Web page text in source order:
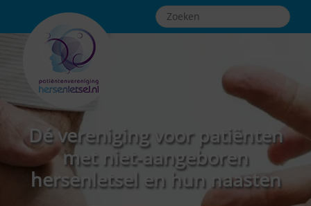
Dé vereniging voor patiënten
met niet-aangeboren
hersenletsel en hun naasten